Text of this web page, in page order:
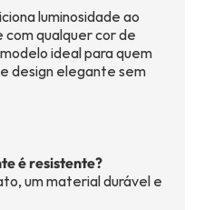
luminosidade ao
qualquer cor de
ideal para quem
design elegante sem
é resistente?
um material durável e